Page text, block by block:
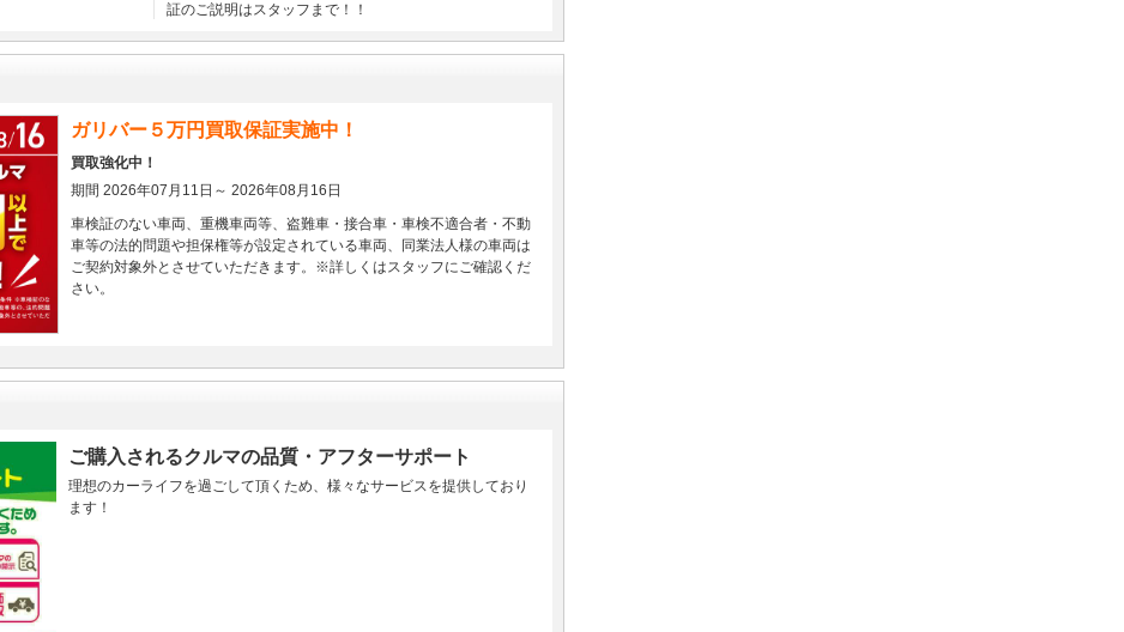
証のご説明はスタッフまで！！
ガリバー５万円買取保証実施中！
買取強化中！
期間 2026年07月11日～ 2026年08月16日
車検証のない車両、重機車両等、盗難車・接合車・車検不適合者・不動
車等の法的問題や担保権等が設定されている車両、同業法人様の車両は
ご契約対象外とさせていただきます。※詳しくはスタッフにご確認くだ
さい。
ご購入されるクルマの品質・アフターサポート
理想のカーライフを過ごして頂くため、様々なサービスを提供しており
ます！